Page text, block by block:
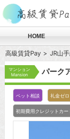
HOME
高級賃貸Pay JR山
マンション
Mansion
パーク
ペット相談 礼金ゼロ
初期費用クレジットカー